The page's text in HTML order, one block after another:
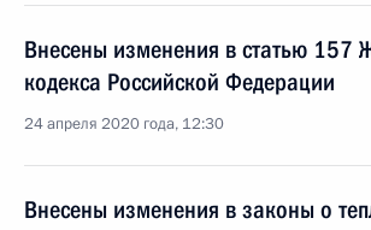
Внесены изменения в статью 157
кодекса Российской Федерации
24 апреля 2020 года, 12:30
Внесены изменения в законы о